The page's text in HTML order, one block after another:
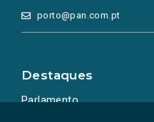
porto@pan.com.pt
Destaques
Parlamento